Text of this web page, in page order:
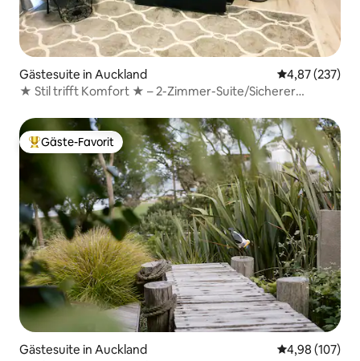
Gästesuite in Auckland
4,87 (237)
★ Stil trifft Komfort ★ – 2-Zimmer-Suite/Sicherer
Beliebter Gäste-Favorit.
Gäste-Favorit
Gästesuite in Auckland
4,98 (107)